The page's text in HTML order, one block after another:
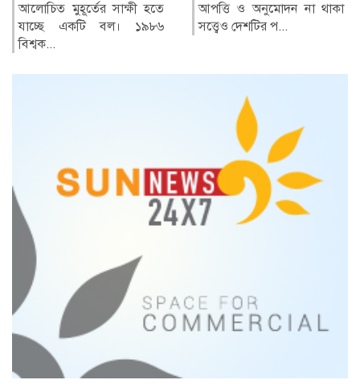
আপত্তি ও অনুমোদন না থাকা
সত্ত্বেও দেশটির প...
শনিবার রাতভর পাল্টাপাল্টি
হামলায় অন্তত তিনজন নিহত